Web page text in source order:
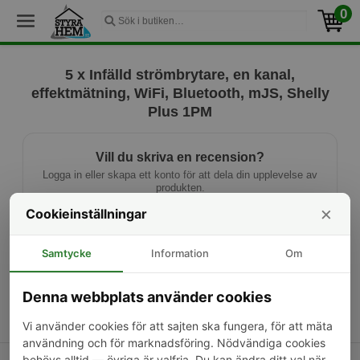
0
5 x Infälld strömbrytare, en kanal,
effektmätning, WiFi, Bluetooth, mJS, Shelly
Plus 1PM
Vill du skriva en recension?
Logga in eller skapa ett konto för att dela din upplevelse av
produkten.
Ny kund? Skapa konto
Cookieinställningar ×
Samtycke Information Om
Denna webbplats använder cookies
Vi använder cookies för att sajten ska fungera, för att mäta
användning och för marknadsföring. Nödvändiga cookies